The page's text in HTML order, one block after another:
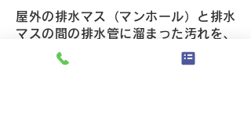
屋外の排水マス（マンホール）と排水
マスの間の排水管に溜まった汚れを、
高圧洗浄で掻き出し詰まりの原因を除
去します。